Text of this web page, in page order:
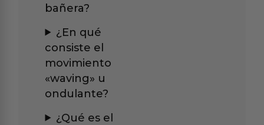
bañera?
¿En qué
consiste el
movimiento
«waving» u
ondulante?
¿Qué es el